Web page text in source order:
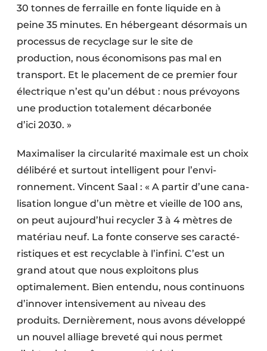
30 tonnes de ferraille en fonte liquide en à
peine 35 minutes. En héber­geant désormais un
processus de recyclage sur le site de
production, nous économisons pas mal en
transport. Et le placement de ce premier four
électrique n’est qu’un début : nous prévoyons
une production totalement décarbonée
d’ici 2030. »
Maximaliser la circularité maximale est un choix
délibéré et surtout intelligent pour l’envi­
ronnement. Vincent Saal : « A partir d’une cana­
lisation longue d’un mètre et vieille de 100 ans,
on peut aujourd’hui recycler 3 à 4 mètres de
matériau neuf. La fonte conserve ses caracté­
ristiques et est recyclable à l’infini. C’est un
grand atout que nous exploitons plus
optimalement. Bien entendu, nous continuons
d’innover intensivement au niveau des
produits. Dernièrement, nous avons développé
un nouvel alliage breveté qui nous permet